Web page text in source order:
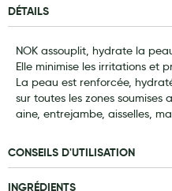
Laits infantiles
Toilette du bébé
Accessoires bébé
DÉTAILS
NOK assouplit, hydrate la
Elle minimise les irritations et
La peau est renforcée,
sur toutes les zones soumises
aine, entrejambe, aisselles,
CONSEILS D'UTILISATION
INGRÉDIENTS